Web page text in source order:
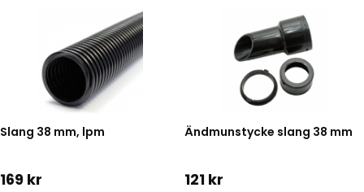
Slang 38 mm, lpm
169 kr
Ändmunstycke slang 38 mm
121 kr